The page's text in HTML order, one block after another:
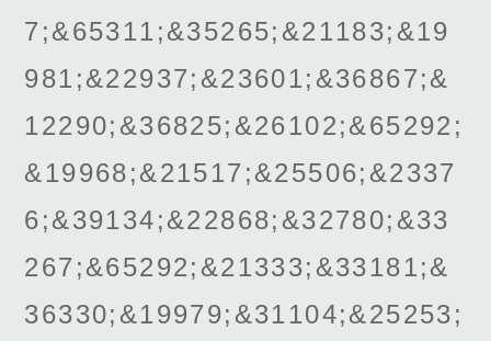
7;&65311;&35265;&21183;&19
981;&22937;&23601;&36867;&
12290;&36825;&26102;&65292;
&19968;&21517;&25506;&2337
6;&39134;&22868;&32780;&33
267;&65292;&21333;&33181;&
36330;&19979;&31104;&25253;